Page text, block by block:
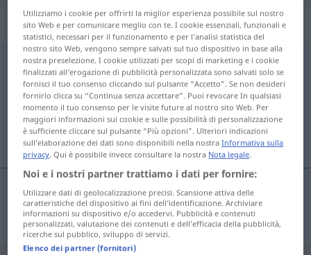
„Krümmungsradius“: Maskulinum
Krümmungsradiusm <Krümmungsradius;-radien>
Panoramica di tutte le traduzion
(Fai clic sulla/Tocca traduzione per maggiori dettagli)
raggio di curvatura
raggiomdicurvatura Krümmungsradius
Utilizziamo i cookie per offrirti la miglior esperienza possibile sul nostro
sito Web e per comunicare meglio con te. I cookie essenziali, funzionali e
statistici, necessari per il funzionamento e per l’analisi statistica del
nostro sito Web, vengono sempre salvati sul tuo dispositivo in base alla
nostra preselezione. I cookie utilizzati per scopi di marketing e i cookie
finalizzati all’erogazione di pubblicità personalizzata sono salvati solo se
fornisci il tuo consenso cliccando sul pulsante “Accetto”. Se non desideri
fornirlo clicca su “Continua senza accettare”. Puoi revocare In qualsiasi
momento il tuo consenso per le visite future al nostro sito Web. Per
maggiori informazioni sui cookie e sulle possibilità di personalizzazione
è sufficiente cliccare sul pulsante “Più opzioni”. Ulteriori indicazioni
sull’elaborazione dei dati sono disponibili nella nostraInformativa sulla
privacy. Qui è possibile invece consultare la nostra Nota legale.
Noi e i nostri partner trattiamo i dati per fornire:
Utilizzare dati di geolocalizzazione precisi. Scansione attiva delle
caratteristiche del dispositivo ai fini dell’identificazione. Archiviare
informazioni su dispositivo e/o accedervi. Pubblicità e contenuti
personalizzati, valutazione dei contenuti e dell’efficacia della pubblicità,
ricerche sul pubblico, sviluppo di servizi.
Elenco dei partner (fornitori)